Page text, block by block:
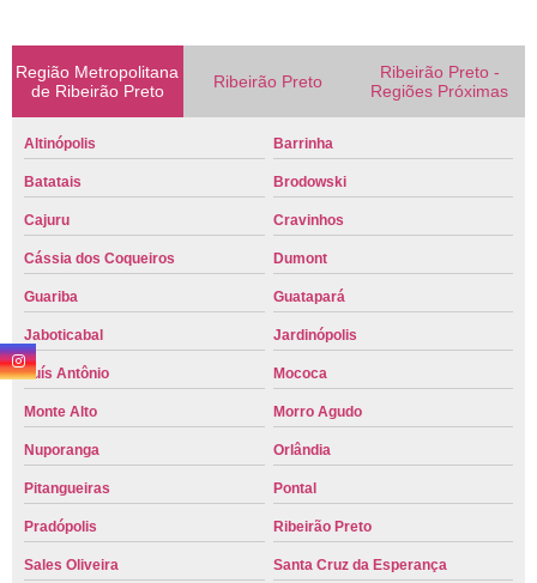
Região Metropolitana
de Ribeirão Preto
Ribeirão Preto
Ribeirão Preto -
Regiões Próximas
Altinópolis Barrinha
Batatais Brodowski
Cajuru Cravinhos
Cássia dos Coqueiros Dumont
Guariba Guatapará
Jaboticabal Jardinópolis
Luís Antônio Mococa
Monte Alto Morro Agudo
Nuporanga Orlândia
Pitangueiras Pontal
Pradópolis Ribeirão Preto
Sales Oliveira Santa Cruz da Esperança